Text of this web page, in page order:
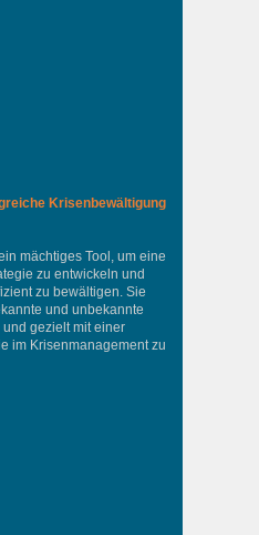
Krisenbewältigung
mächtiges Tool, um eine
zu entwickeln und
zu bewältigen. Sie
und unbekannte
gezielt mit einer
im Krisenmanagement zu